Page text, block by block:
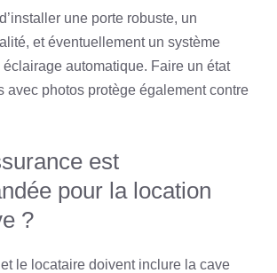
une porte robuste, un
et éventuellement un système
éclairage automatique. Faire un état
avec photos protège également contre
est
pour la location
?
le locataire doivent inclure la cave